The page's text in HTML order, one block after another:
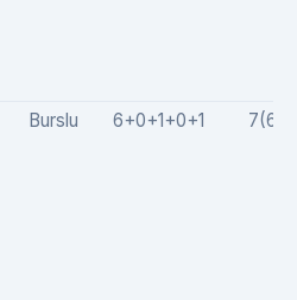
Burslu 6+0+1+0+1